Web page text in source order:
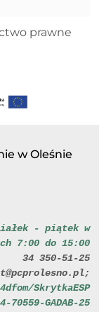
prawne
w Oleśnie
- piątek w
7:00 do 15:00
34 350-51-25
SkrytkaESP
70559-GADAB-25